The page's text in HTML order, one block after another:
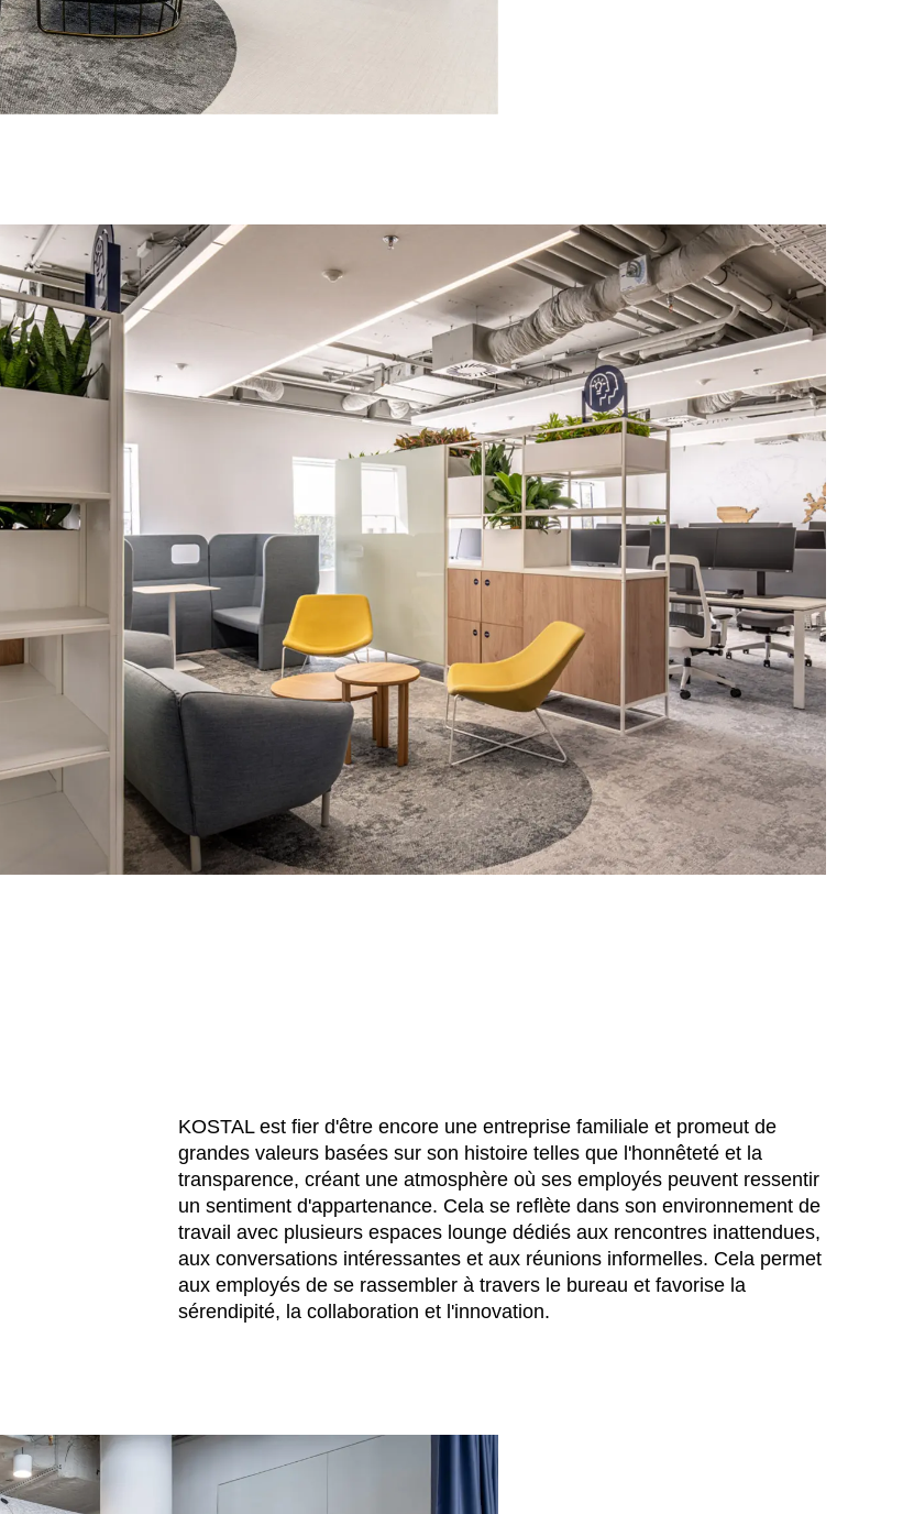
Malaisie(MY)
Maroc(MA)
Mauritanie(MR)
Nigeria(NG) Tunisien(TN)
KOSTAL est fier d'être encore une entreprise familiale et promeut de
grandes valeurs basées sur son histoire telles que l'honnêteté et la
transparence, créant une atmosphère où ses employés peuvent ressentir
un sentiment d'appartenance. Cela se reflète dans son environnement de
travail avec plusieurs espaces lounge dédiés aux rencontres inattendues,
aux conversations intéressantes et aux réunions informelles. Cela permet
aux employés de se rassembler à travers le bureau et favorise la
sérendipité, la collaboration et l'innovation.